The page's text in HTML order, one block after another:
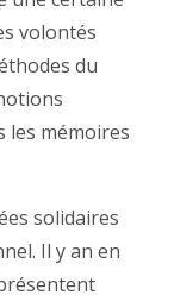
volontés
du
les mémoires
solidaires
Il y an en